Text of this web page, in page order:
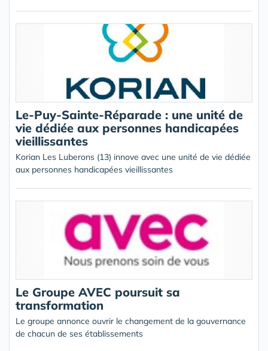
Le-Puy-Sainte-Réparade : une unité de
vie dédiée aux personnes handicapées
vieillissantes
Korian Les Luberons (13) innove avec une unité de vie dédiée
aux personnes handicapées vieillissantes
Le Groupe AVEC poursuit sa
transformation
Le groupe annonce ouvrir le changement de la gouvernance
de chacun de ses établissements